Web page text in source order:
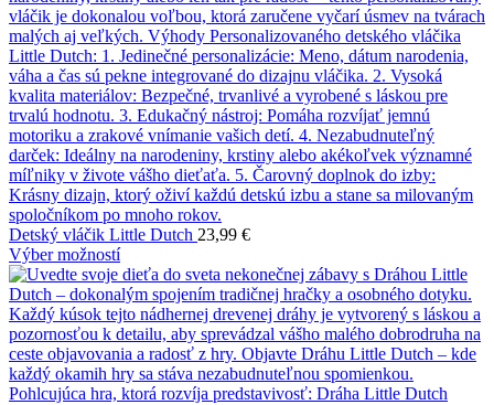
Detský vláčik Little Dutch 23,99 €
Výber možností